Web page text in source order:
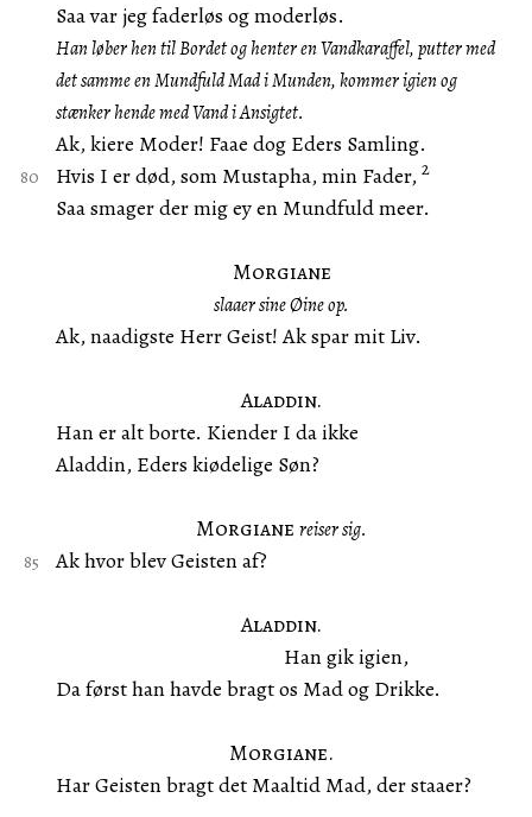
Saa var jeg faderløs og moderløs.
Han løber hen til Bordet og henter en Vandkaraffel, putter med
det samme en Mundfuld Mad i Munden, kommer igien og
stænker hende med Vand i Ansigtet.
Ak, kiere Moder! Faae dog Eders Samling.
Hvis I er død, som Mustapha, min Fader, 2
Saa smager der mig ey en Mundfuld meer.
Morgiane
slaaer sine Øine op.
Ak, naadigste Herr Geist! Ak spar mit Liv.
Aladdin.
Han er alt borte. Kiender I da ikke
Aladdin, Eders kiødelige Søn?
Morgiane reiser sig.
Ak hvor blev Geisten af?
Aladdin.
Han gik igien,
Da først han havde bragt os Mad og Drikke.
Morgiane.
Har Geisten bragt det Maaltid Mad, der staaer?